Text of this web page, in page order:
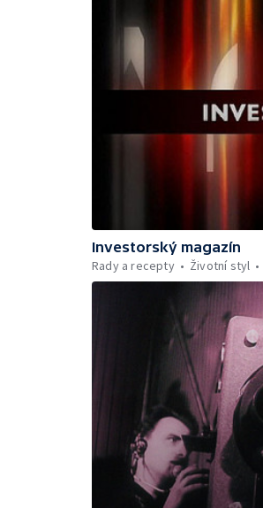
Investorský magazín
Rady a recepty
Životní styl